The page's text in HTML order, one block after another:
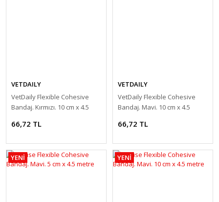
VETDAILY
VetDaily Flexible Cohesive
Bandaj. Kırmızı. 10 cm x 4.5
66,72 TL
VETDAILY
VetDaily Flexible Cohesive
Bandaj. Mavi. 10 cm x 4.5
66,72 TL
YENİ YENİ